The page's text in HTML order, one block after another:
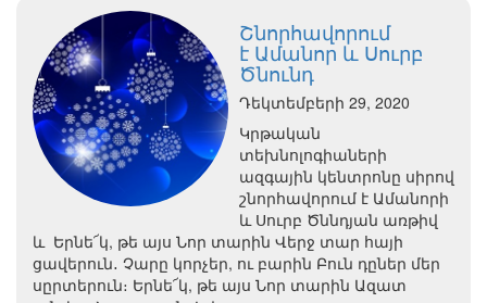
Շնորհավորում
է Ամանոր և Սուրբ
Ծնունդ
Դեկտեմբերի 29, 2020
Կրթական
տեխնոլոգիաների
ազգային կենտրոնը սիրով
շնորհավորում է Ամանորի
և Սուրբ Ծննդյան առթիվ
և Երնե՜կ, թե այս Նոր տարին Վերջ տար հայի
ցավերուն․ Չարը կորչեր, ու բարին Բուն դըներ մեր
սըրտերուն։ Երնե՜կ, թե այս Նոր տարին Ազատ